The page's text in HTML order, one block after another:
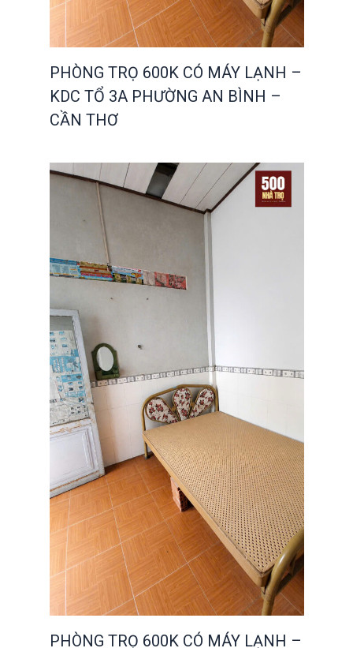
PHÒNG TRỌ 600K CÓ MÁY LẠNH –
KDC TỔ 3A PHƯỜNG AN BÌNH –
CẦN THƠ
PHÒNG TRỌ 600K CÓ MÁY LẠNH –